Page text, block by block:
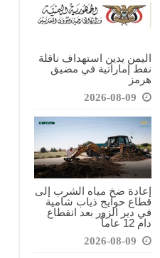
اليمن يدين استهداف ناقلة
نفط إماراتية في مضيق
هرمز
2026-08-09
إعادة ضخ مياه الشرب إلى
قطاع حوايج ذياب شامية
في دير الزور بعد انقطاع
دام 12 عاماً
2026-08-09